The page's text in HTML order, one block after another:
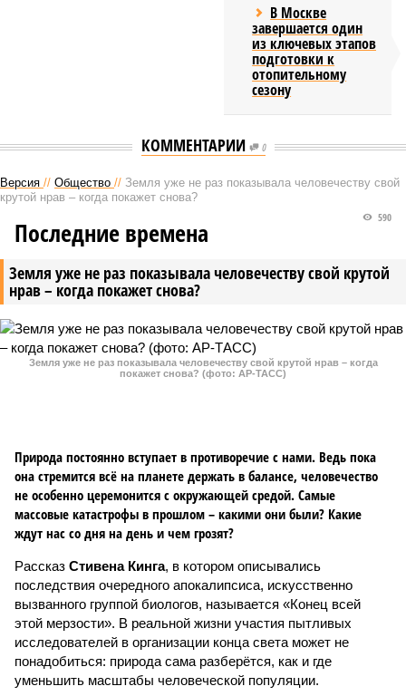
В Москве
завершается один
из ключевых этапов
подготовки к
отопительному
сезону
КОММЕНТАРИИ 0
Версия // Общество // Земля уже не раз показывала человечеству свой
крутой нрав – когда покажет снова?
Земля уже не раз показывала человечеству свой крутой
нрав – когда покажет снова?
590
Последние времена
Земля уже не раз показывала человечеству свой крутой нрав – когда
покажет снова? (фото: АР-ТАСС)
Природа постоянно вступает в противоречие с нами. Ведь пока
она стремится всё на планете держать в балансе, человечество
не особенно церемонится с окружающей средой. Самые
массовые катастрофы в прошлом – какими они были? Какие
ждут нас со дня на день и чем грозят?
Рассказ Стивена Кинга, в котором описывались
последствия очередного апокалипсиса, искусственно
вызванного группой биологов, называется «Конец всей
этой мерзости». В реальной жизни участия пытливых
исследователей в организации конца света может не
понадобиться: природа сама разберётся, как и где
уменьшить масштабы человеческой популяции.